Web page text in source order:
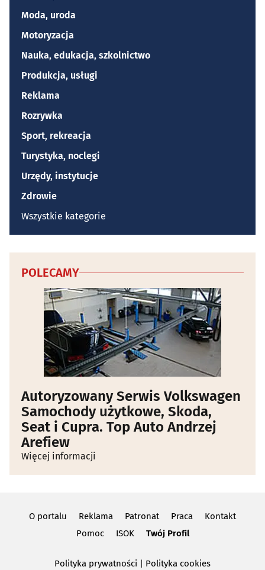
Moda, uroda
Motoryzacja
Nauka, edukacja, szkolnictwo
Produkcja, usługi
Reklama
Rozrywka
Sport, rekreacja
Turystyka, noclegi
Urzędy, instytucje
Zdrowie
Wszystkie kategorie
POLECAMY
Autoryzowany Serwis Volkswagen
Samochody użytkowe, Skoda,
Seat i Cupra. Top Auto Andrzej
Arefiew
Więcej informacji
O portalu Reklama Patronat Praca
Kontakt
Pomoc
ISOK Twój Profil
Polityka prywatności | Polityka cookies